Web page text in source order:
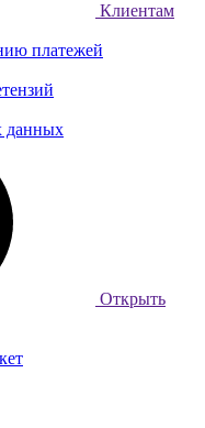
Клиентам
платежей
данных
Открыть